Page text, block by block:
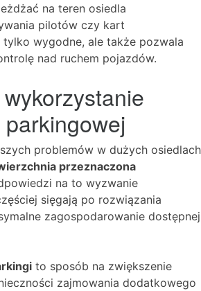
na teren osiedla
pilotów czy kart
wygodne, ale także pozwala
nad ruchem pojazdów.
problemów w dużych osiedlach
przeznaczona
na to wyzwanie
sięgają po rozwiązania
zagospodarowanie dostępnej
to sposób na zwiększenie
zajmowania dodatkowego